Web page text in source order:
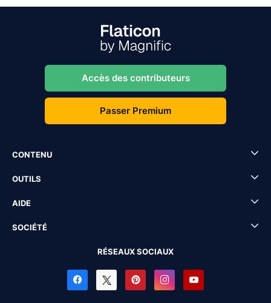
Accès des contributeurs
Passer Premium
CONTENU
OUTILS
AIDE
SOCIÉTÉ
RÉSEAUX SOCIAUX